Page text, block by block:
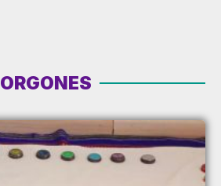
ORGONES